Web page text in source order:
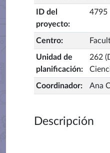
ID del
proyecto:
4795
Centro:
Unidad de
planificación:
262
Coordinador: Ana
Descripción